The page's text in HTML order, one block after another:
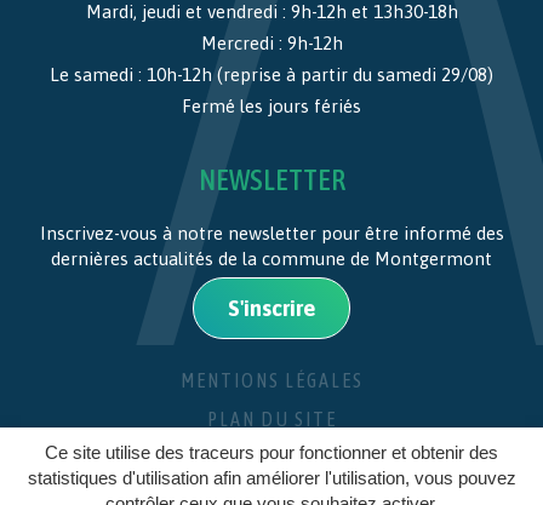
Ce site utilise des traceurs pour fonctionner et obtenir des
statistiques d'utilisation afin améliorer l'utilisation, vous pouvez
Mardi, jeudi et vendredi : 9h-12h et 13h30-18h
Mercredi : 9h-12h
Le samedi : 10h-12h (reprise à partir du samedi 29/08)
Fermé les jours fériés
NEWSLETTER
Inscrivez-vous à notre newsletter pour être informé des
dernières actualités de la commune de Montgermont
S'inscrire
MENTIONS LÉGALES
PLAN DU SITE
CRÉDITS